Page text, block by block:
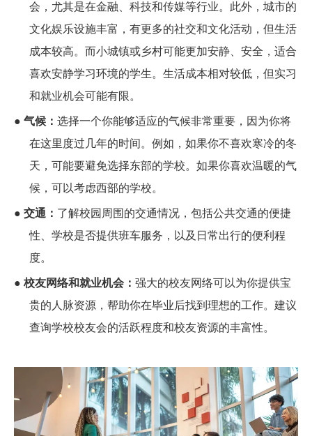
会，尤其是在金融、科技和传媒等行业。此外，城市的
文化娱乐设施丰富，有更多的社交和文化活动，但生活
成本较高。而小城镇或乡村可能更加安静、安全，适合
喜欢安静学习环境的学生。生活成本相对较低，但实习
和就业机会可能有限。
● 气候： 选择一个你能够适应的气候非常重要，因为你将
在这里度过几年的时间。例如，如果你不喜欢寒冷的冬
天，可能要避免选择东部的学校。如果你喜欢温暖的气
候，可以考虑西部的学校。
● 交通： 了解校园周围的交通情况，包括公共交通的便捷
性、学校是否提供班车服务，以及日常出行的便利程
度。
● 校友网络和就业机会： 强大的校友网络可以为你提供宝
贵的人脉资源，帮助你在毕业后找到理想的工作。建议
查询学校校友会的活跃程度和校友资源的丰富性。